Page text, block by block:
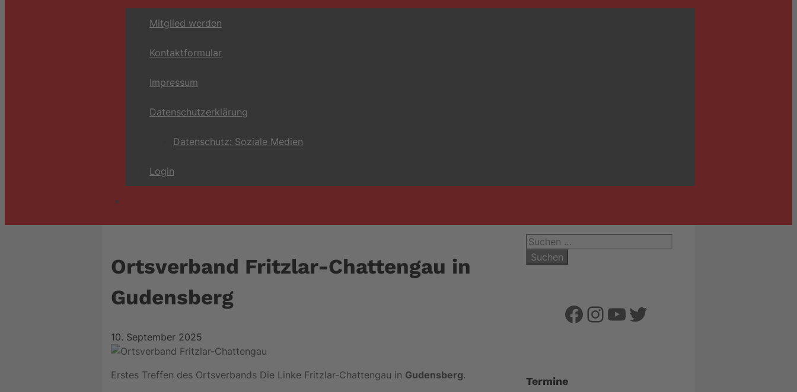
Mitglied werden
Kontaktformular
Impressum
Datenschutzerklärung
Datenschutz: Soziale Medien
Login
Ortsverband Fritzlar-Chattengau in
Gudensberg
10. September 2025
Erstes Treffen des Ortsverbands Die Linke Fritzlar-Chattengau in Gudensberg.
Suchen
nach:
Facebook
Instagram
YouTube
Twitter
Termine